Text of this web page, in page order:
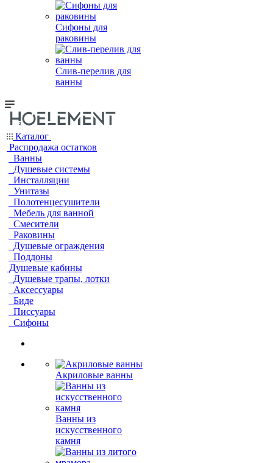
Сифоны для
раковины
Слив-перелив для
ванны
Каталог
Распродажа остатков
Ванны
Душевые системы
Инсталляции
Унитазы
Полотенцесушители
Мебель для ванной
Смесители
Раковины
Душевые ограждения
Поддоны
Душевые кабины
Душевые трапы, лотки
Аксессуары
Биде
Писсуары
Сифоны
Акриловые ванны
Ванны из
искусственного
камня